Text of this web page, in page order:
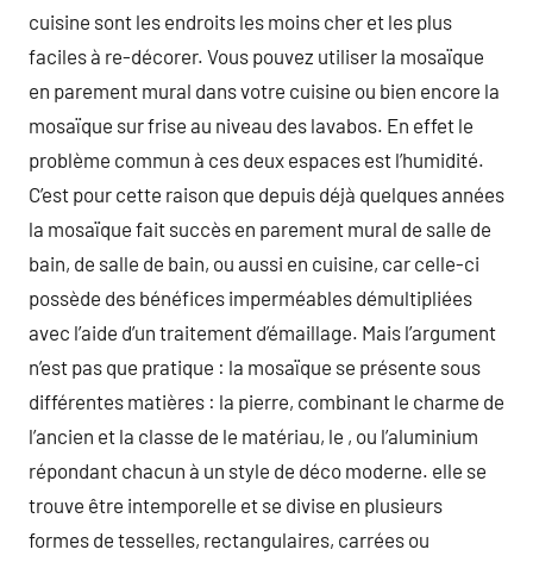
cuisine sont les endroits les moins cher et les plus
faciles à re-décorer. Vous pouvez utiliser la mosaïque
en parement mural dans votre cuisine ou bien encore la
mosaïque sur frise au niveau des lavabos. En effet le
problème commun à ces deux espaces est l’humidité.
C’est pour cette raison que depuis déjà quelques années
la mosaïque fait succès en parement mural de salle de
bain, de salle de bain, ou aussi en cuisine, car celle-ci
possède des bénéfices imperméables démultipliées
avec l’aide d’un traitement d’émaillage. Mais l’argument
n’est pas que pratique : la mosaïque se présente sous
différentes matières : la pierre, combinant le charme de
l’ancien et la classe de le matériau, le , ou l’aluminium
répondant chacun à un style de déco moderne. elle se
trouve être intemporelle et se divise en plusieurs
formes de tesselles, rectangulaires, carrées ou